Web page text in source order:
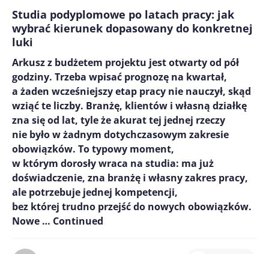
Studia podyplomowe po latach pracy: jak
wybrać kierunek dopasowany do konkretnej
luki
Arkusz z budżetem projektu jest otwarty od pół
godziny. Trzeba wpisać prognozę na kwartał,
a żaden wcześniejszy etap pracy nie nauczył, skąd
wziąć te liczby. Branżę, klientów i własną działkę
zna się od lat, tyle że akurat tej jednej rzeczy
nie było w żadnym dotychczasowym zakresie
obowiązków. To typowy moment,
w którym dorosły wraca na studia: ma już
doświadczenie, zna branżę i własny zakres pracy,
ale potrzebuje jednej kompetencji,
bez której trudno przejść do nowych obowiązków.
Nowe … Continued